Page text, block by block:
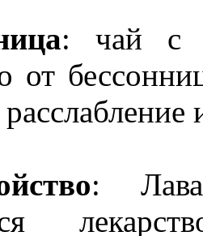
: чай с
от
: